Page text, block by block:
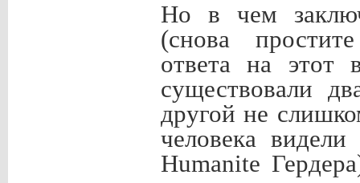
Но в чем
(снова
ответа на этот
существовали
другой не
человека
Humanite